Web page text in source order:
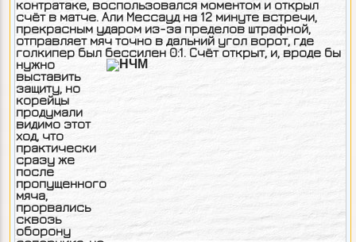
контратаке, воспользовался моментом и открыл
счёт в матче. Али Мессауд на 12 минуте встречи,
прекрасным ударом из-за пределов штрафной,
отправляет мяч точно в дальний угол ворот, где
голкипер был бессилен 0:1.Счёт открыт, и, вроде бы
нужно
выставить
защиту, но
корейцы
продумали
видимо этот
ход, что
практически
сразу же
после
пропущенного
мяча,
прорвались
сквозь
оборону